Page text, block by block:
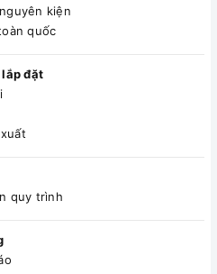
kiện
quốc
đặt
quy trình